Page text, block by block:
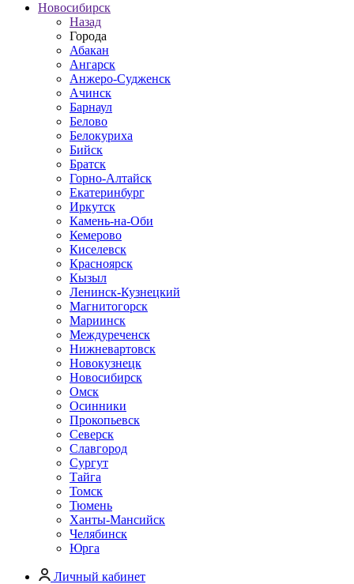
Новосибирск
Назад
Города
Абакан
Ангарск
Анжеро-Судженск
Ачинск
Барнаул
Белово
Белокуриха
Бийск
Братск
Горно-Алтайск
Екатеринбург
Иркутск
Камень-на-Оби
Кемерово
Киселевск
Красноярск
Кызыл
Ленинск-Кузнецкий
Магнитогорск
Мариинск
Междуреченск
Нижневартовск
Новокузнецк
Новосибирск
Омск
Осинники
Прокопьевск
Северск
Славгород
Сургут
Тайга
Томск
Тюмень
Ханты-Мансийск
Челябинск
Юрга
Личный кабинет